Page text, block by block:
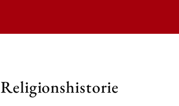
Religionshistorie